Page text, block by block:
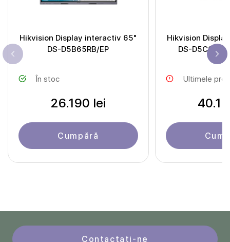
Hikvision Display interactiv 65"
DS-D5B65RB/EP
În stoc
26.190 lei
Cumpără
Hikvision
DS-
Ultimele
Contactați-ne